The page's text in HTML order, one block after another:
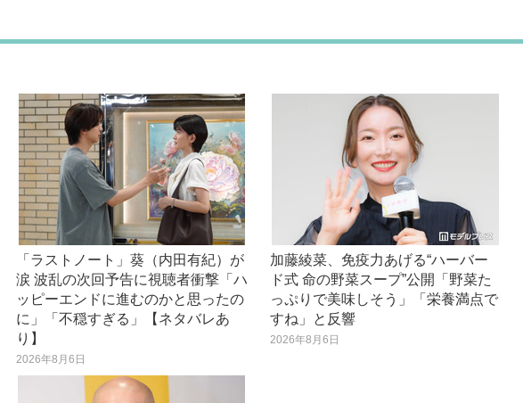
「ラストノート」葵（内田有紀）が
涙 波乱の次回予告に視聴者衝撃「ハ
ッピーエンドに進むのかと思ったの
に」「不穏すぎる」【ネタバレあ
り】
2026年8月6日
加藤綾菜、免疫力あげる“ハーバー
ド式 命の野菜スープ”公開「野菜た
っぷりで美味しそう」「栄養満点で
すね」と反響
2026年8月6日